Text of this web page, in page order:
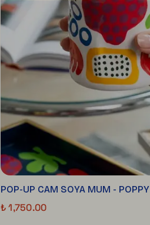
POP-UP CAM SOYA MUM - POPPY
₺ 1,750.00